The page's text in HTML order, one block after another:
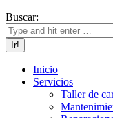
Buscar:
Inicio
Servicios
Taller de